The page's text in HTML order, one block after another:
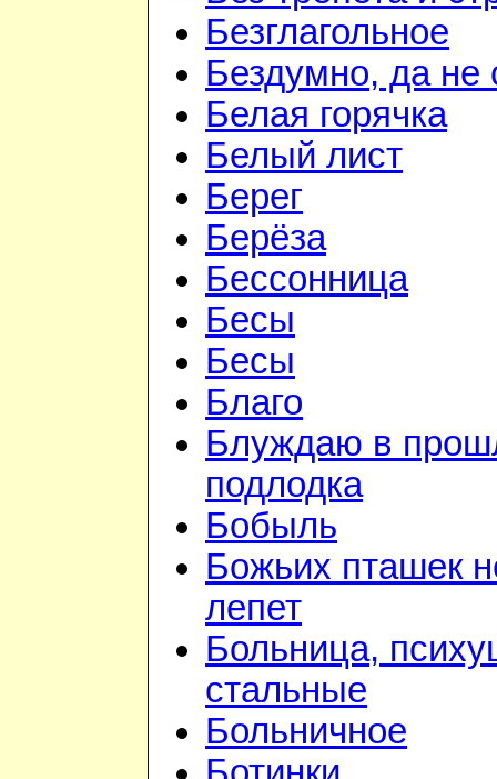
Безглагольное
Бездумно, да не
Белая горячка
Белый лист
Берег
Берёза
Бессонница
Бесы
Бесы
Благо
Блуждаю в
подлодка
Бобыль
Божьих пташек
лепет
Больница,
стальные
Больничное